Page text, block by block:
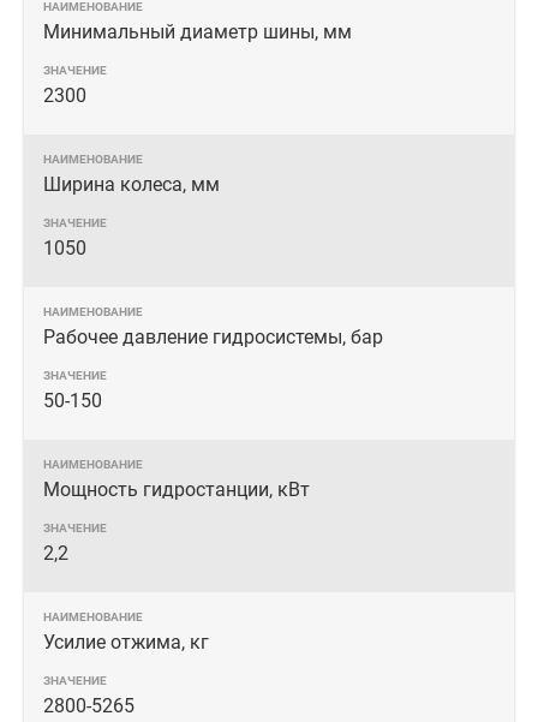
Минимальный диаметр шины, мм
2300
Ширина колеса, мм
1050
Рабочее давление гидросистемы, бар
50-150
Мощность гидростанции, кВт
2,2
Усилие отжима, кг
2800-5265